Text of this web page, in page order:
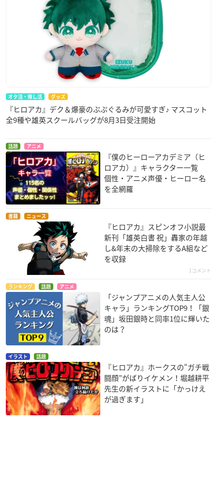
オタ活・推し活 グッズ
『ヒロアカ』デク＆爆豪のぷぷぐるみが可愛すぎ♪ マスコット
全9種や雄英スクールバッグが8月3日受注開始
話題 アニメ
『僕のヒーローアカデミア（ヒ
ロアカ）』キャラクター一覧
個性・アニメ声優・ヒーロー名
を全網羅
書籍 ニュース
『ヒロアカ』スピンオフ小説最
新刊「雄英白書 祝」轟家の年越
し&年末の大掃除をするA組など
を収録
1コメント
ランキング 話題 アニメ
「ジャンプアニメの人気主人公
キャラ」ランキングTOP9！「銀
魂」坂田銀時と同率1位に輝いた
のは？
イラスト 話題
『ヒロアカ』ホークスの“ガチ戦
闘顔”がばりイケメン！堀越耕平
先生の新イラストに「かっけえ
が過ぎます」